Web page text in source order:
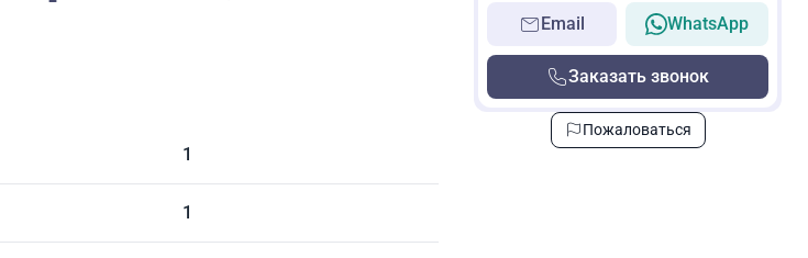
1
1
Email WhatsApp
Заказать звонок
Пожаловаться